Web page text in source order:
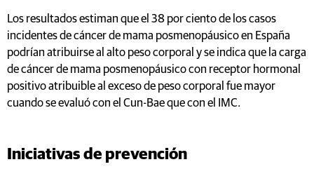
Los resultados estiman que el 38 por ciento de los casos
incidentes de cáncer de mama posmenopáusico en España
podrían atribuirse al alto peso corporal y se indica que la carga
de cáncer de mama posmenopáusico con receptor hormonal
positivo atribuible al exceso de peso corporal fue mayor
cuando se evaluó con el Cun-Bae que con el IMC.
Iniciativas de prevención